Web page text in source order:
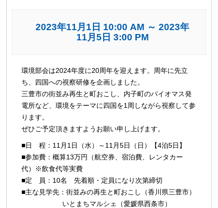
2023年11月1日 10:00 AM ～2023年
11月5日 3:00 PM
イ
ベ
ン
ト
ナ
ビ
ゲ
ー
シ
ョ
ン
環境部会は2024年度に20周年を迎えます。周年に先立
ち、四国への視察研修を企画しました。
三豊市の街並み再生と町おこし、内子町のバイオマス発
電所など、環境をテーマに四国を1周しながら視察して参
ります。
ぜひご予定頂きますようお願い申し上げます。
■日 程：11月1日（水）～11月5日（日）【4泊5日】
■参加費：概算13万円（航空券、宿泊費、レンタカー
代）※飲食代等実費
■定 員：10名 先着順・定員になり次第締切
■主な見学先：街並みの再生と町おこし（香川県三豊市）
いとまちマルシェ（愛媛県西条市）